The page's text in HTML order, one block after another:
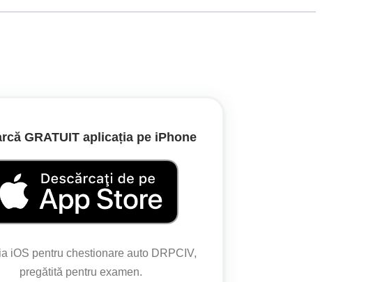
conducătorii de vehicule trebuie să se încadreze pe benzile
semnificația indicatoarelor și marcajelor.
GRATUIT aplicația pe iPhone
iOS pentru chestionare auto DRPCIV,
pregătită pentru examen.